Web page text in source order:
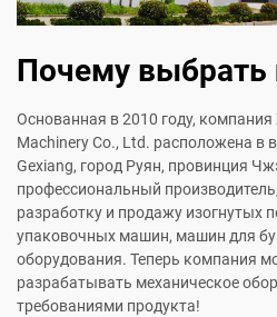
Почему выбрать
Основанная в 2010 году, компания
Machinery Co., Ltd. расположена в
Gexiang, город Руян, провинция
профессиональный
разработку и продажу изогнутых
упаковочных машин, машин для
оборудования. Теперь компания
разрабатывать механическое
требованиями продукта!